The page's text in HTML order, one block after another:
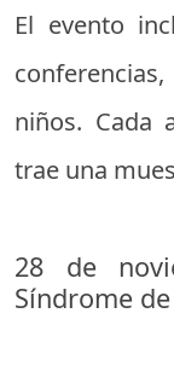
El evento
niños. Cada
trae una
28 de
Síndrome